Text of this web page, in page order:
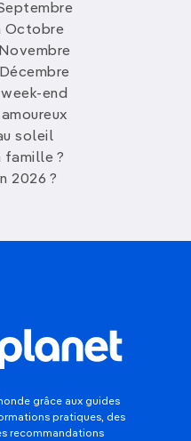
Octobre
end
soleil
famille ?
2026 ?
grâce aux guides
pratiques, des
recommandations